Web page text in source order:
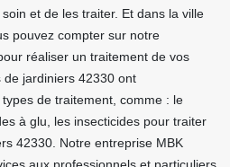
et de les traiter. Et dans la ville
pouvez compter sur notre
réaliser un traitement de vos
jardiniers 42330 ont
de traitement, comme : le
à glu, les insecticides pour traiter
42330. Notre entreprise MBK